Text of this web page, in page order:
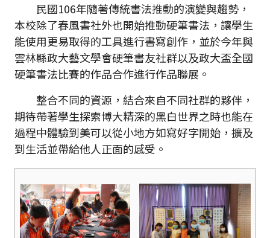
民國106年隨著傳統書法推動的演變與趨勢，
本校除了春風書社外也開始推動硬筆書法，讓學生
能使用更易取得的工具進行書寫創作，並於今年與
雲林縣政大藝文學會硬筆書友社群以及政大盃全國
硬筆書法比賽的作品合作進行作品聯展。
整合不同的資源，結合來自不同社群的夥伴，
期待帶著學生探索博大精深的黑白世界之時也能在
過程中體驗到美可以從小地方如寫好字開始，擴及
到生活並帶給他人正面的感受。